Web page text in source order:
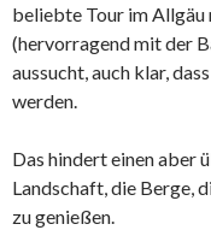
beliebte Tour im
(hervorragend mit der
aussucht, auch klar,
werden.
Das hindert einen aber
Landschaft, die Berge,
zu genießen.